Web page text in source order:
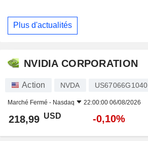
Plus d'actualités
NVIDIA CORPORATION
Action NVDA US67066G1040
Marché Fermé - Nasdaq 22:00:00 06/08/2026
218,99 USD -0,10%